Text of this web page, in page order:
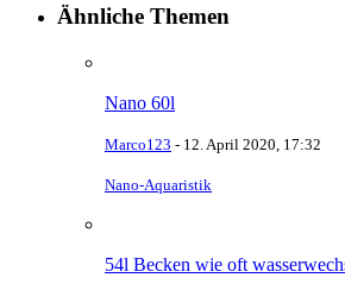
Ähnliche Themen
Nano 60l
Marco123 - 12. April 2020, 17:32
Nano-Aquaristik
54l Becken wie oft